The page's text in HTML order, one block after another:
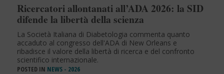
Ricercatori allontanati all’ADA 2026: la SID
difende la libertà della scienza
La Società Italiana di Diabetologia commenta quanto
accaduto al congresso dell'ADA di New Orleans e
ribadisce il valore della libertà di ricerca e del confronto
scientifico internazionale.
POSTED IN NEWS - 2026